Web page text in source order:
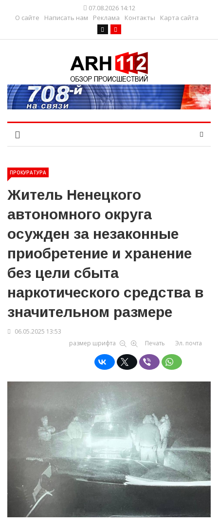
07.08.2026 14:12
О сайте
Написать нам Реклама Контакты Карта сайта
ПРОКУРАТУРА
Житель Ненецкого
автономного округа
осужден за незаконные
приобретение и хранение
без цели сбыта
наркотического средства в
значительном размере
06.05.2025 13:53
размер шрифта
Печать Эл. почта